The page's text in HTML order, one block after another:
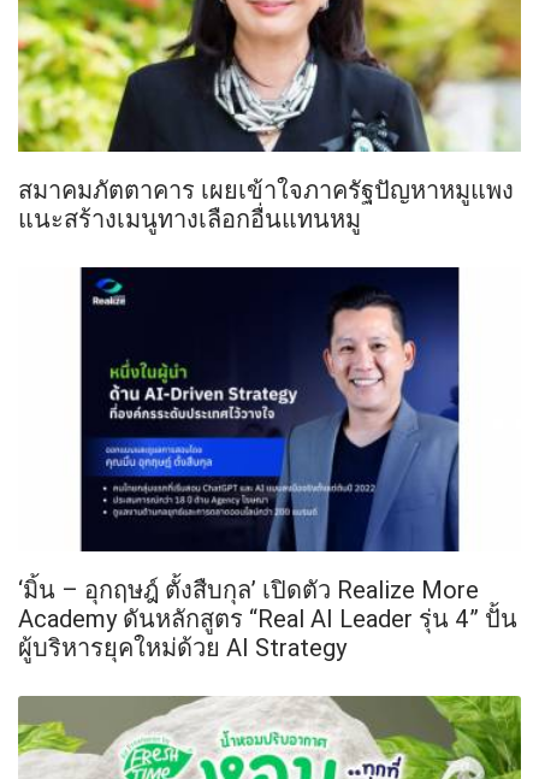
สมาคมภัตตาคาร เผยเข้าใจภาครัฐปัญหาหมูแพง
แนะสร้างเมนูทางเลือกอื่นแทนหมู
‘มิ้น – อุกฤษฎ์ ตั้งสืบกุล’ เปิดตัว Realize More
Academy ดันหลักสูตร “Real AI Leader รุ่น 4” ปั้น
ผู้บริหารยุคใหม่ด้วย AI Strategy